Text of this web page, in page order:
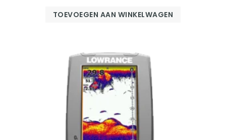
TOEVOEGEN AAN WINKELWAGEN